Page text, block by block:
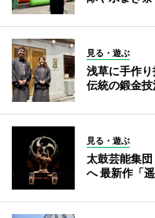
見る・遊ぶ
浅草に手作
伝統の鍛金
見る・遊ぶ
太鼓芸能集
へ 最新作「